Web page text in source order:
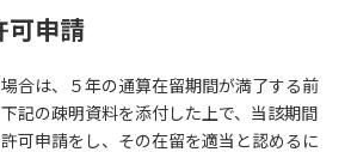
可申請
合は、５年の通算在留期間が満了する前
下記の疎明資料を添付した上で、当該期間
可申請をし、その在留を適当と認めるに